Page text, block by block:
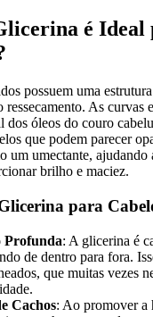
é Ideal
possuem uma
ressecamento. As curvas
dos óleos do couro
que podem parecer
um umectante, ajudando
brilho e maciez.
para
Profunda: A glicerina é
de dentro para fora.
que muitas vezes
Cachos: Ao promover a